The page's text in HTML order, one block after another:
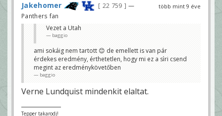
több mint 9 éve
Jakehomer 22 759
—
Panthers fan
Vezet a Utah
baggio
ami sokáig nem tartott 😊 de emellett is van pár
érdekes eredmény, érthetetlen, hogy mi ez a sìri csend
megint az eredménykövetőben
baggio
Verne Lundquist mindenkit elaltat.
Tepper takarodj!